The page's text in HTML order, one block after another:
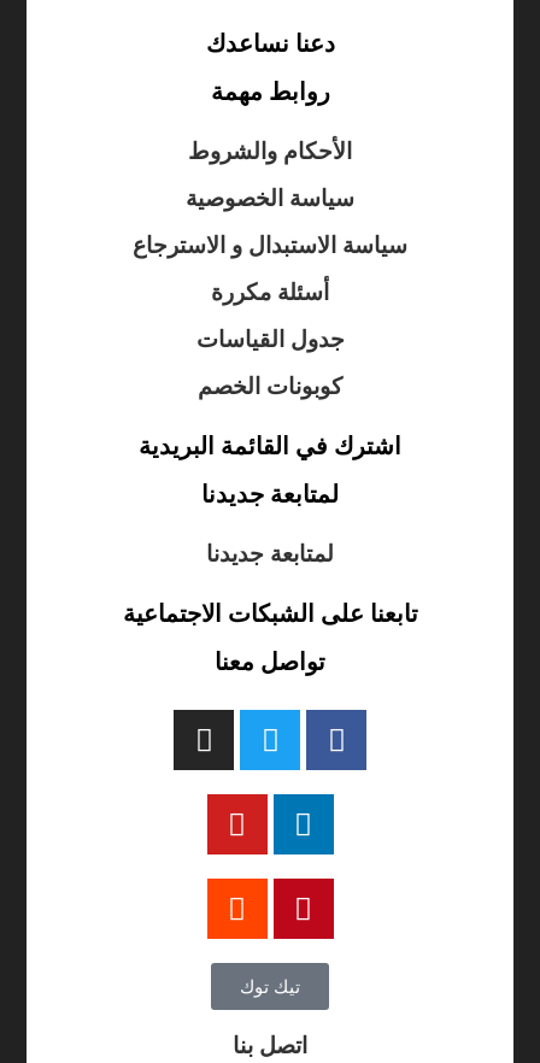
دعنا نساعدك
روابط مهمة
الأحكام والشروط
سياسة الخصوصية
سياسة الاستبدال و الاسترجاع
أسئلة مكررة
جدول القياسات
كوبونات الخصم
اشترك في القائمة البريدية
لمتابعة جديدنا
لمتابعة جديدنا
تابعنا على الشبكات الاجتماعية
تواصل معنا
تيك توك
اتصل بنا